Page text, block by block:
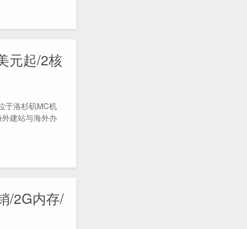
元起/2核
于洛杉矶MC机
建站与海外办
/2G内存/